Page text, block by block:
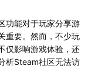
功能对于玩家分享游
重要。然而，不少玩
仅影响游戏体验，还
析Steam社区无法访